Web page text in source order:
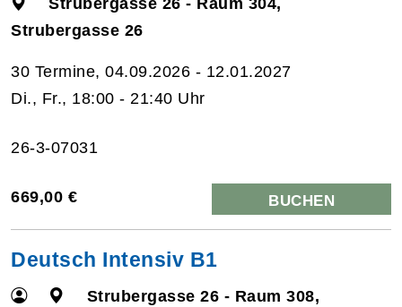
Strubergasse 26
30 Termine, 04.09.2026 - 12.01.2027
Di., Fr., 18:00 - 21:40 Uhr
26-3-07031
669,00 € BUCHEN
Deutsch Intensiv B1
Strubergasse 26 - Raum 308,